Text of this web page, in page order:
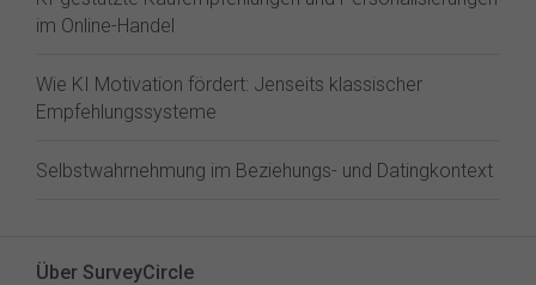
im Online-Handel
Wie KI Motivation fördert: Jenseits klassischer
Empfehlungssysteme
Selbstwahrnehmung im Beziehungs- und Datingkontext
Über SurveyCircle